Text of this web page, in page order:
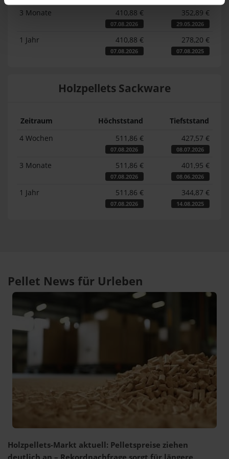
3 Monate 410,88 €
07.08.2026
352,89 €
29.05.2026
1 Jahr 410,88 €
07.08.2026
278,20 €
07.08.2025
Holzpellets Sackware
Zeitraum Höchststand
Tiefststand
4 Wochen
511,86 €
07.08.2026
427,57 €
08.07.2026
3 Monate 511,86 €
07.08.2026
401,95 €
08.06.2026
1 Jahr 511,86 €
07.08.2026
344,87 €
14.08.2025
Pellet News für Urleben
Holzpellets-Markt aktuell: Pelletspreise ziehen